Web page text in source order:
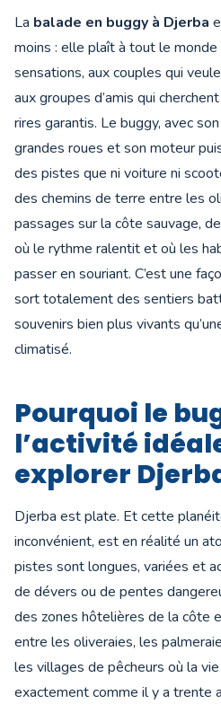
La balade en buggy à Djerba
moins : elle plaît à tout le
sensations, aux couples qui
aux groupes d’amis qui
rires garantis. Le buggy, avec
grandes roues et son moteur
des pistes que ni voiture ni
des chemins de terre entre les
passages sur la côte sauvage,
où le rythme ralentit et où les
passer en souriant. C’est une
sort totalement des sentiers
souvenirs bien plus vivants
climatisé.
Pourquoi le
l’activité
explorer
Djerba est plate. Et cette
inconvénient, est en réalité un
pistes sont longues, variées et
de dévers ou de pentes
des zones hôtelières de la côte
entre les oliveraies, les
les villages de pêcheurs où la
exactement comme il y a trente